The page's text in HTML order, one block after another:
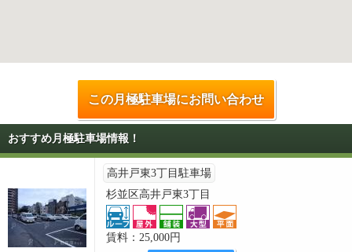
この月極駐車場にお問い合わせ
おすすめ月極駐車場情報！
高井戸東3丁目駐車場
杉並区高井戸東3丁目
賃料：25,000円